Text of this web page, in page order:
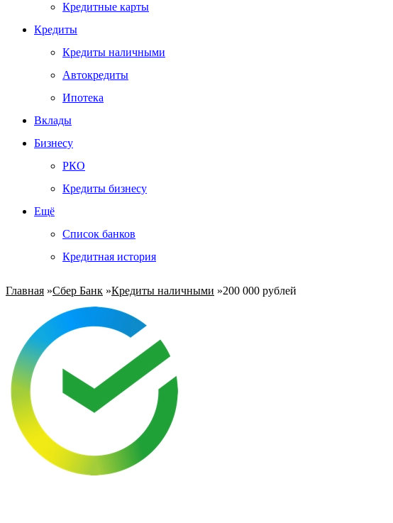
Кредитные карты
Кредиты
Кредиты наличными
Автокредиты
Ипотека
Вклады
Бизнесу
РКО
Кредиты бизнесу
Ещё
Список банков
Кредитная история
Главная »Сбер Банк »Кредиты наличными »200 000 рублей